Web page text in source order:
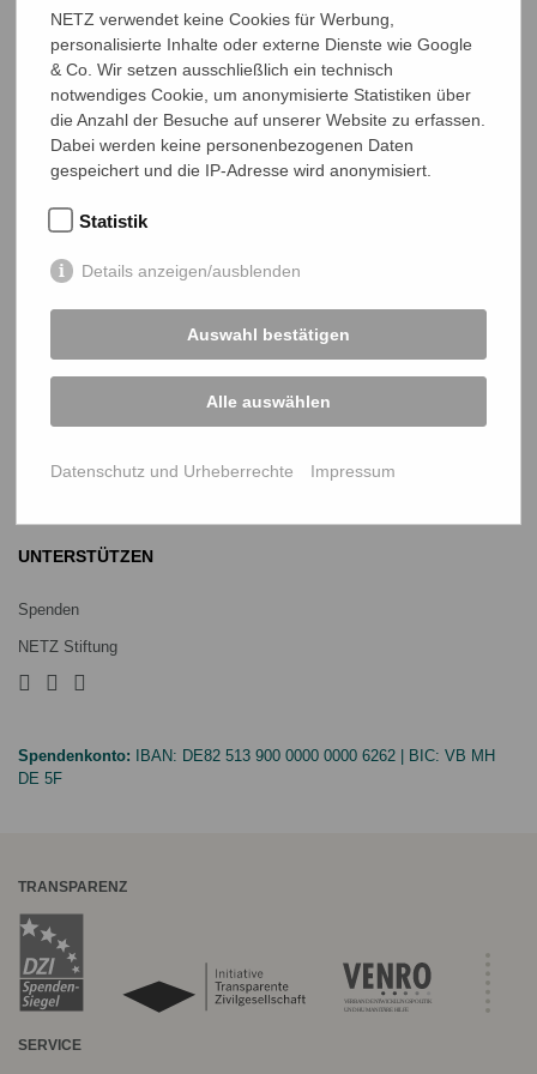
START
Bangladesch-Portal
Projekte
Über uns
Mitmachen
PROJEKTE
Ein Leben lang genug Reis
Katastrophen und Hilfe
Klimagerechte Zukunft
UNTERSTÜTZEN
Spenden
NETZ Stiftung
Spendenkonto: IBAN: DE82 513 900 0000 0000 6262 | BIC: VB MH
DE 5F
TRANSPARENZ
SERVICE
NETZ verwendet keine Cookies für Werbung,
personalisierte Inhalte oder externe Dienste wie Google
& Co. Wir setzen ausschließlich ein technisch
notwendiges Cookie, um anonymisierte Statistiken über
die Anzahl der Besuche auf unserer Website zu erfassen.
Dabei werden keine personenbezogenen Daten
gespeichert und die IP-Adresse wird anonymisiert.
Statistik
Details anzeigen/ausblenden
Auswahl bestätigen
Alle auswählen
Datenschutz und Urheberrechte Impressum